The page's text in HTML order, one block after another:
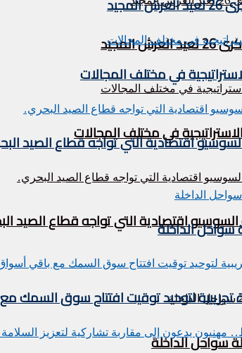
في مختلف المجالات
اقتصادية التي تواجه قطاع الصيد
في مختلف المجالات
اقتصادية التي تواجه قطاع الصيد
لتوحيد توقيت افتتاح سوق السمك